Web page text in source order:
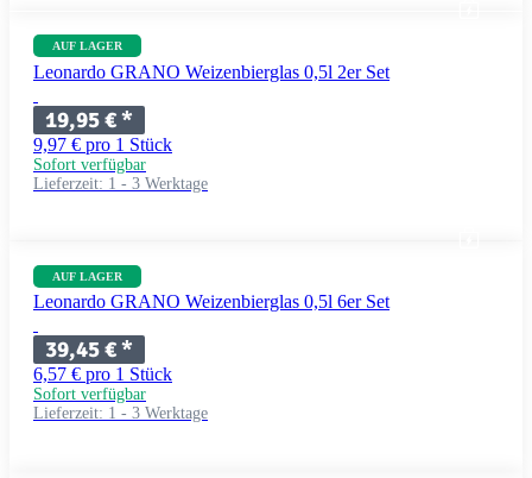
AUF LAGER
Leonardo GRANO Weizenbierglas 0,5l 2er Set
19,95 €*
9,97 € pro 1 Stück
Sofort verfügbar
Lieferzeit: 1 - 3 Werktage
AUF LAGER
Leonardo GRANO Weizenbierglas 0,5l 6er Set
39,45 €*
6,57 € pro 1 Stück
Sofort verfügbar
Lieferzeit: 1 - 3 Werktage